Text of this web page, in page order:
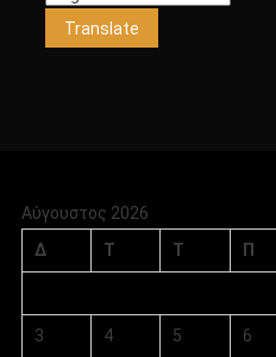
Αύγουστος 2026
Δ
Τ Τ Π
3 4 5 6